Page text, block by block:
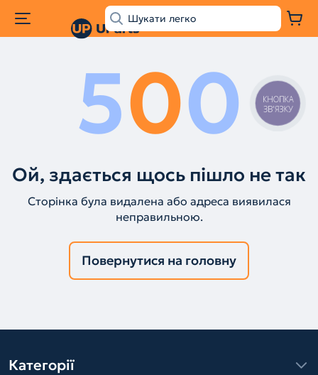
500
Ой, здається щось пішло не так
Сторінка була видалена або адреса виявилася
неправильною.
Повернутися на головну
Категорії
КНОПКА
ЗВ'ЯЗКУ